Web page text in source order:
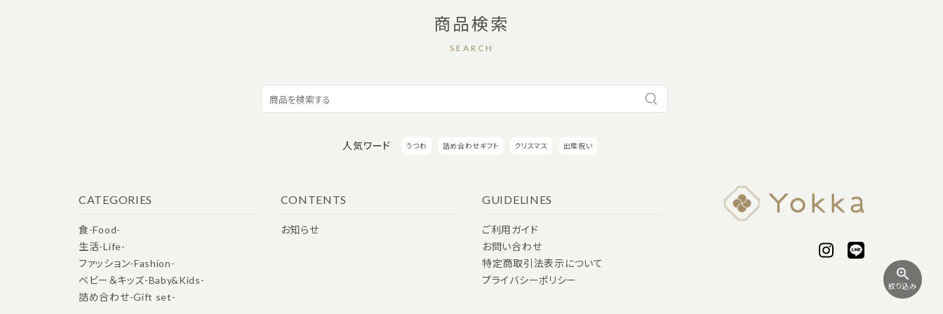
zoom_in
絞り込み
商品検索
SEARCH
人気ワード うつわ 詰め合わせギフト クリスマス 出産祝い
CATEGORIES
食-Food-
生活-Life-
ファッション-Fashion-
ベビー＆キッズ-Baby&Kids-
詰め合わせ-Gift set-
CONTENTS
お知らせ
GUIDELINES
ご利用ガイド
お問い合わせ
特定商取引法表示について
プライバシーポリシー